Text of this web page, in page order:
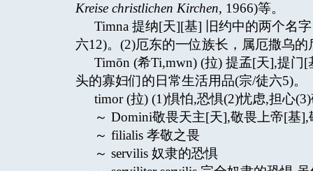
Kreise christlichen Kirchen, 1966)等。
Timna 提纳[天][基] 旧约中的两个名
六12)。(2)厄东的一位族长，属厄撒乌
Timōn (希Ti,mwn) (拉) 提孟[天],提
头的寡妇们的日常生活用品(宗/徒六5)。
timor (拉) (1)惧怕,恐惧(2)忧虑,担心
～ Domini敬畏天主[天],敬畏上帝[基
～ filialis 孝敬之畏
～ servilis 奴隶的恐惧